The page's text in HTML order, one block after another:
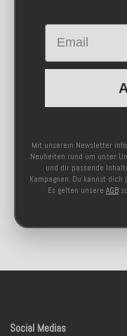
Email
Mit unserem Newsletter
Neuheiten rund um unser
und dir passende
Kampagnen. Du kannst
Es gelten unsere AGB
Social Medias